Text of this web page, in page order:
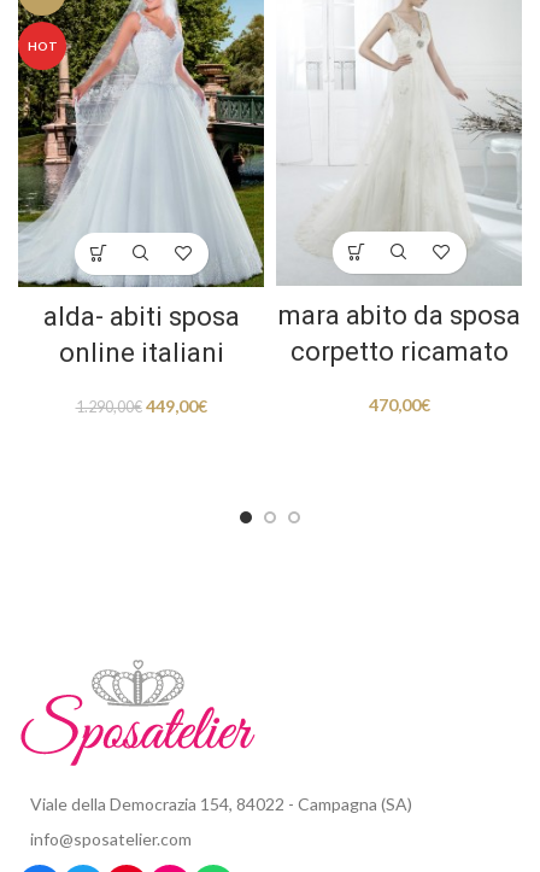
HOT
alda- abiti sposa
online italiani
1.290,00€ 449,00€
mara abito da sposa
corpetto ricamato
470,00€
Viale della Democrazia 154, 84022 - Campagna (SA)
info@sposatelier.com